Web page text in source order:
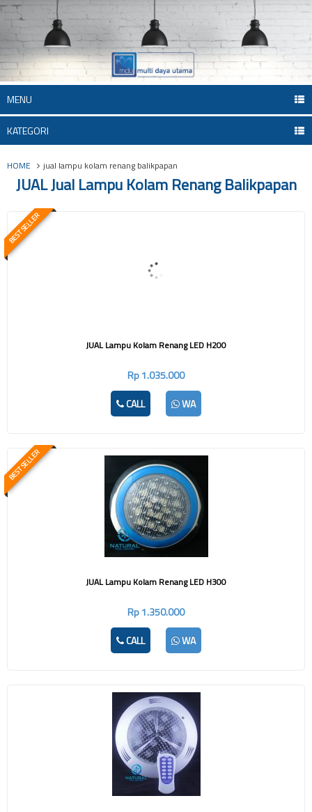
MENU
KATEGORI
HOME jual lampu kolam renang balikpapan
JUAL Jual Lampu Kolam Renang Balikpapan
BEST SELLER
JUAL Lampu Kolam Renang LED H200
Rp 1.035.000
CALL
WA
BEST SELLER
JUAL Lampu Kolam Renang LED H300
Rp 1.350.000
CALL
WA